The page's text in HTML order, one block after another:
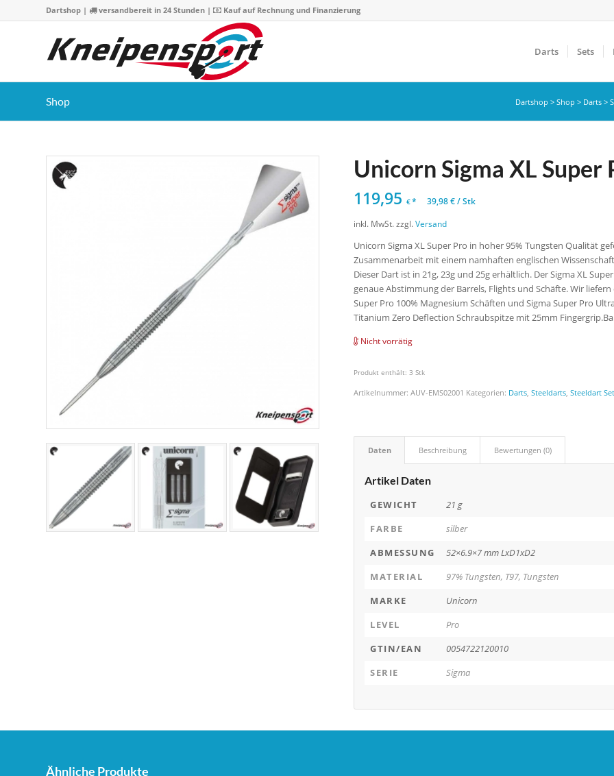
Dartshop | versandbereit in 24 Stunden | Kauf auf Rechnung und Finanzierung
Darts Sets
Shop Dartshop > Shop > Darts >
Unicorn Sigma XL
119,95€* 39,98€/Stk
inkl. MwSt. zzgl.Versand
Unicorn Sigma XL Super Pro in hoher 95% Tungsten Qualität
Zusammenarbeit mit einem namhaften englischen
Dieser Dart ist in 21g, 23g und 25g erhältlich. Der Sigma XL
genaue Abstimmung der Barrels, Flights und Schäfte. Wir
Super Pro 100% Magnesium Schäften und Sigma Super Pro
Titanium Zero Deflection Schraubspitze mit 25mm
Nicht vorrätig
Produkt enthält: 3Stk
Artikelnummer:AUV-EMS02001 Kategorien: Darts,Steeldarts,Steeldart
Daten Beschreibung Bewertungen (0)
Artikel Daten
GEWICHT
21 g
FARBE
silber
ABMESSUNG
52×6.9×7 mm LxD1xD2
MATERIAL
97% Tungsten, T97, Tungsten
MARKE
Unicorn
LEVEL
Pro
GTIN/EAN
0054722120010
SERIE
Sigma
Ähnliche Produkte